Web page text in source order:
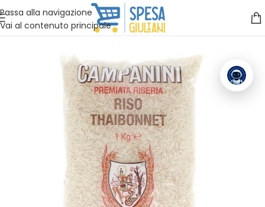
Passa alla navigazione
Vai al contenuto principale
Vuoi assistenza?Clicca qui e ti richiamiamo noi